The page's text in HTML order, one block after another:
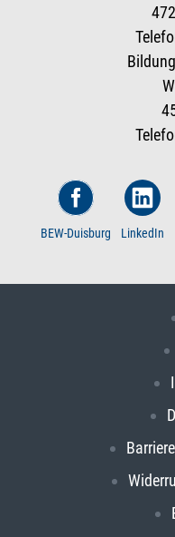
BEW-Duisburg LinkedIn